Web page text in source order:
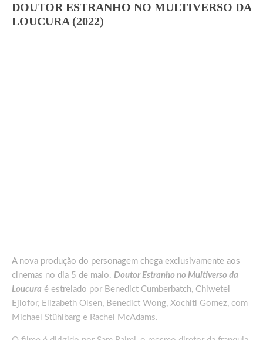
DOUTOR ESTRANHO NO MULTIVERSO DA
LOUCURA (2022)
A nova produção do personagem chega exclusivamente aos
cinemas no dia 5 de maio. Doutor Estranho no Multiverso da
Loucura é estrelado por Benedict Cumberbatch, Chiwetel
Ejiofor, Elizabeth Olsen, Benedict Wong, Xochitl Gomez, com
Michael Stühlbarg e Rachel McAdams.